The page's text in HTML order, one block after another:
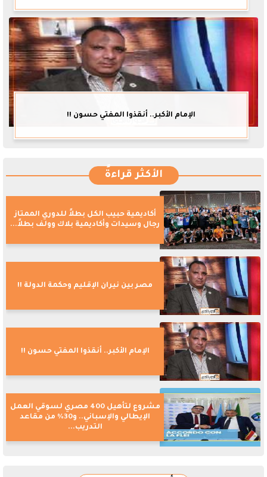
الإمام الأكبر.. أنقذوا المفتي حسون !!
الأكثر قراءةً
أكاديمية حبيب الكل بطلاً للدوري الممتاز
رجال وسيدات وأكاديمية بلاك وولف بطلاً...
مصر بين نيران الإقليم وحكمة الدولة !!
الإمام الأكبر.. أنقذوا المفتي حسون !!
مشروع لتأهيل 400 مصري لسوقي العمل
الإيطالي والإسباني.. و30% من مقاعد
التدريب...